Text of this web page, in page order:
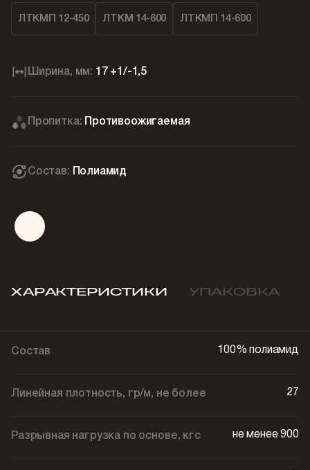
ЛТКМП 12-450 ЛТКМ 14-600 ЛТКМП 14-600
Ширина, мм: 17 +1/-1,5
Пропитка: Противоожигаемая
Состав: Полиамид
ХАРАКТЕРИСТИКИ УПАКОВКА
Состав 100% полиамид
Линейная плотность, гр/м, не более 27
Разрывная нагрузка по основе, кгс не менее 900